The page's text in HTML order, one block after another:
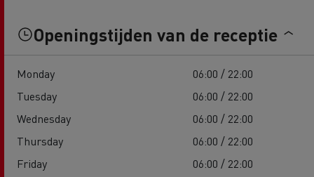
Openingstijden van de receptie
Monday
06:00 / 22:00
Tuesday
06:00 / 22:00
Wednesday
06:00 / 22:00
Thursday
06:00 / 22:00
Friday
06:00 / 22:00